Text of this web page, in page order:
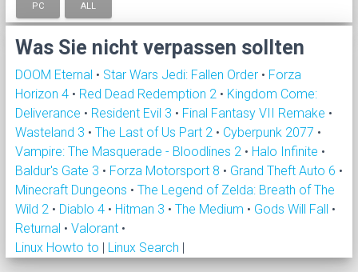
PC ALL
Was Sie nicht verpassen sollten
DOOM Eternal • Star Wars Jedi: Fallen Order • Forza
Horizon 4 • Red Dead Redemption 2 • Kingdom Come:
Deliverance • Resident Evil 3 • Final Fantasy VII Remake •
Wasteland 3 • The Last of Us Part 2 • Cyberpunk 2077 •
Vampire: The Masquerade - Bloodlines 2 • Halo Infinite •
Baldur's Gate 3 • Forza Motorsport 8 • Grand Theft Auto 6 •
Minecraft Dungeons • The Legend of Zelda: Breath of The
Wild 2 • Diablo 4 • Hitman 3 • The Medium • Gods Will Fall •
Returnal • Valorant •
Linux Howto to | Linux Search |